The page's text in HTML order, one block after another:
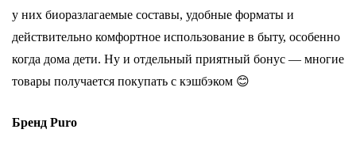
у них биоразлагаемые составы, удобные форматы и
действительно комфортное использование в быту, особенно
когда дома дети. Ну и отдельный приятный бонус — многие
товары получается покупать с кэшбэком 😊
Бренд Puro